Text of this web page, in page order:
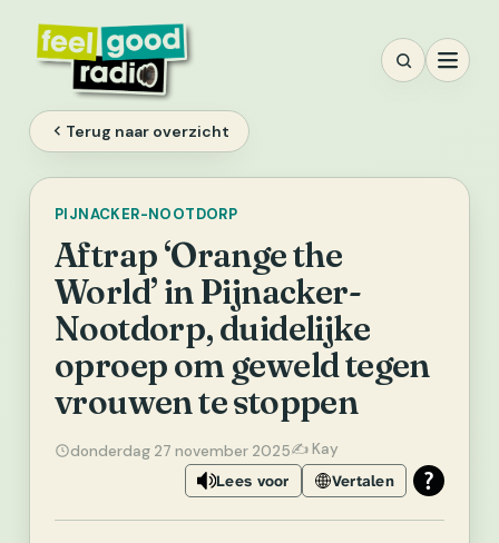
inhoud
Terug naar overzicht
PIJNACKER-NOOTDORP
Aftrap ‘Orange the
World’ in Pijnacker-
Nootdorp, duidelijke
oproep om geweld tegen
vrouwen te stoppen
donderdag 27 november 2025✍️ Kay
Lees voor Vertalen